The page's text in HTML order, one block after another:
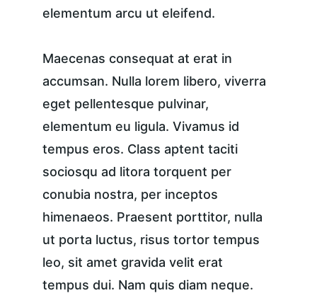
elementum arcu ut eleifend.
Maecenas consequat at erat in
accumsan. Nulla lorem libero, viverra
eget pellentesque pulvinar,
elementum eu ligula. Vivamus id
tempus eros. Class aptent taciti
sociosqu ad litora torquent per
conubia nostra, per inceptos
himenaeos. Praesent porttitor, nulla
ut porta luctus, risus tortor tempus
leo, sit amet gravida velit erat
tempus dui. Nam quis diam neque.